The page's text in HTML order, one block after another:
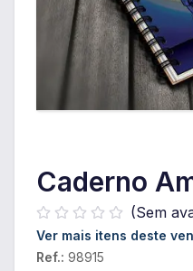
Caderno
(Sem
Ver mais itens deste
Ref.: 98915